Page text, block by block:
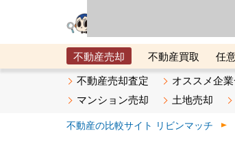
不動産売却 不動産買取 任
メタ住宅展示場
ベスト不動産カ
不動産売却査定 オススメ企
マンション売却
土地売却
不動産の比較サイト リビンマッチ